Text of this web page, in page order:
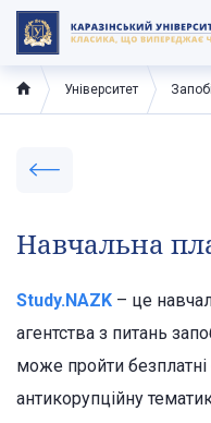
Університет
Навчальна
Study.NAZK – це
агентства з питань
може пройти
антикорупційну